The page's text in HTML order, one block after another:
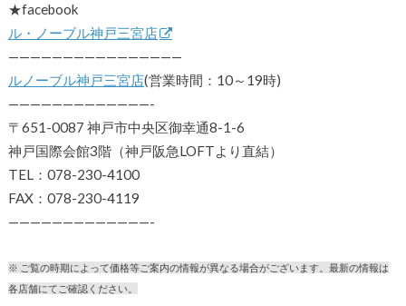
★facebook
ル・ノーブル神戸三宮店
————————————————
ルノーブル神戸三宮店(営業時間：10～19時)
—————————————-
〒651-0087 神戸市中央区御幸通8-1-6
神戸国際会館3階（神戸阪急LOFTより直結）
TEL：078-230-4100
FAX：078-230-4119
—————————————-
※ ご覧の時期によって価格等ご案内の情報が異なる場合がございます。最新の情報は
各店舗にてご確認ください。